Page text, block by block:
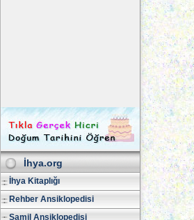
İhya.org
İhya Kitaplığı
Rehber Ansiklopedisi
Şamil Ansiklopedisi